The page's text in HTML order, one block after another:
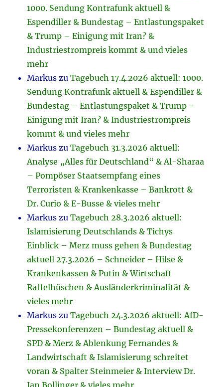
1000. Sendung Kontrafunk aktuell &
Espendiller & Bundestag – Entlastungspaket
& Trump – Einigung mit Iran? &
Industriestrompreis kommt & und vieles
mehr
Markus zuTagebuch 17.4.2026 aktuell: 1000.
Sendung Kontrafunk aktuell & Espendiller &
Bundestag – Entlastungspaket & Trump –
Einigung mit Iran? & Industriestrompreis
kommt & und vieles mehr
Markus zuTagebuch 31.3.2026 aktuell:
Analyse „Alles für Deutschland“ & Al-Sharaa
– Pompöser Staatsempfang eines
Terroristen & Krankenkasse – Bankrott &
Dr. Curio & E-Busse & vieles mehr
Markus zuTagebuch 28.3.2026 aktuell:
Islamisierung Deutschlands & Tichys
Einblick – Merz muss gehen & Bundestag
aktuell 27.3.2026 – Schneider – Hilse &
Krankenkassen & Putin & Wirtschaft
Raffelhüschen & Ausländerkriminalität &
vieles mehr
Markus zuTagebuch 24.3.2026 aktuell: AfD-
Pressekonferenzen – Bundestag aktuell &
SPD & Merz & Ablenkung Fernandes &
Landwirtschaft & Islamisierung schreitet
voran & Spalter Steinmeier & Interview Dr.